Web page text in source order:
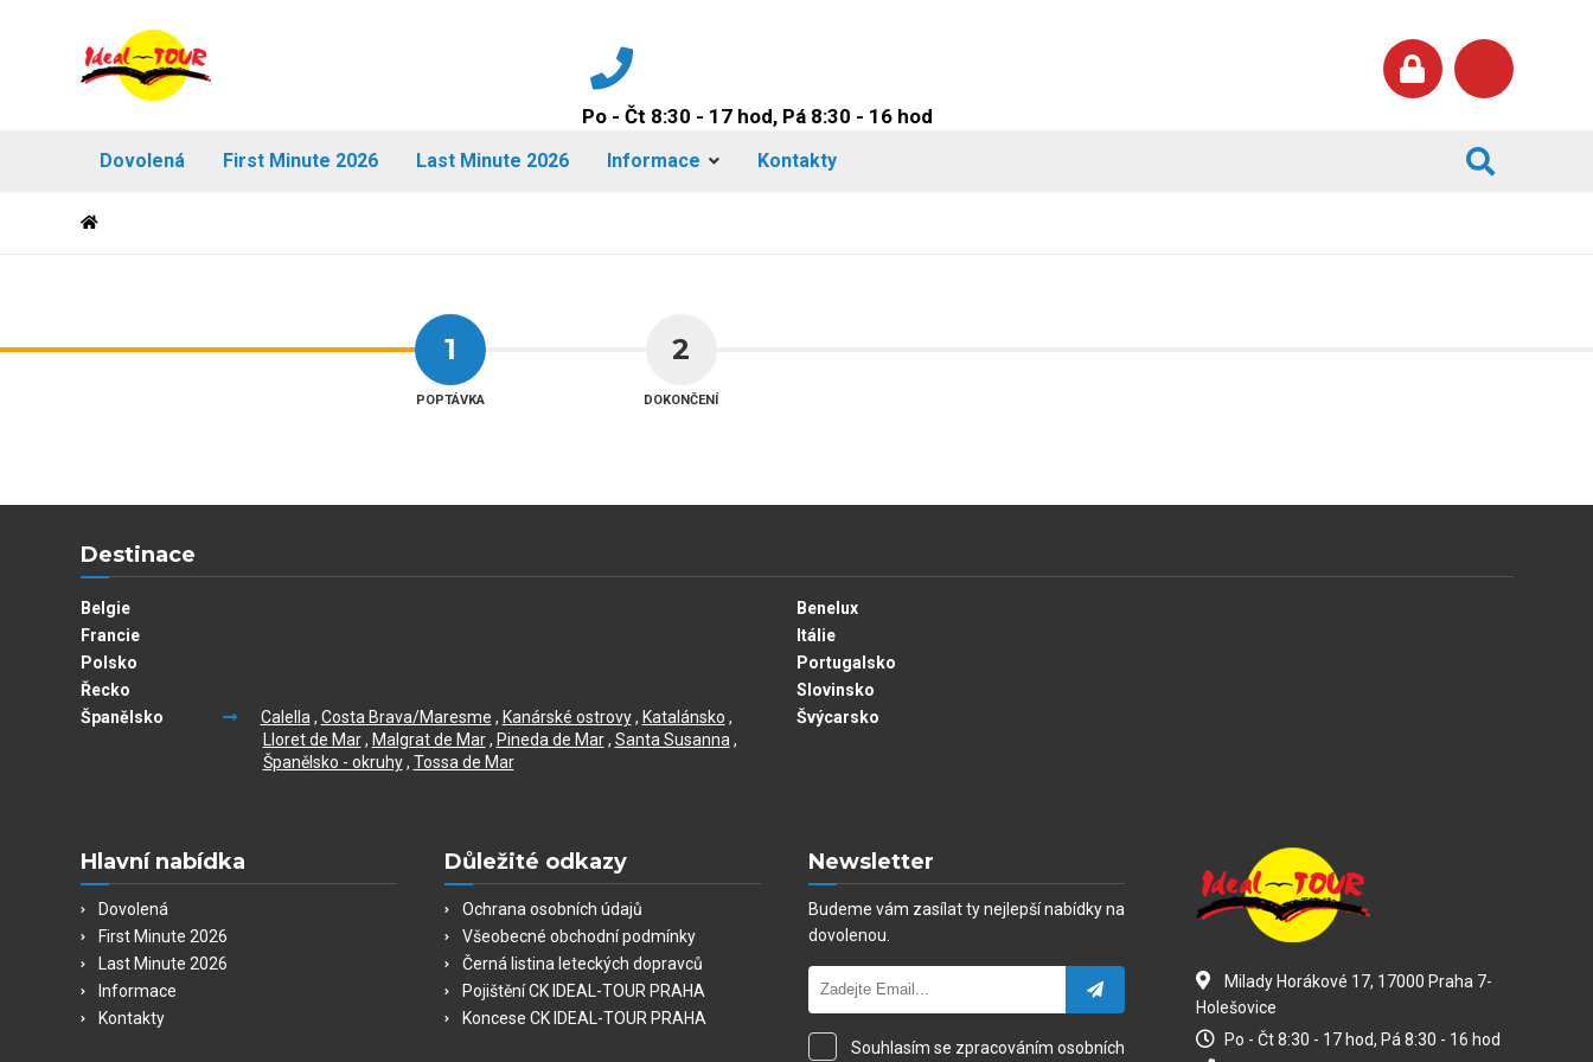
Po - Čt 8:30 - 17 hod, Pá 8:30 - 16 hod
Dovolená First Minute 2026 Last Minute 2026 Informace Kontakty
1
POPTÁVKA
2
DOKONČENÍ
Destinace
Belgie
Benelux
Francie
Itálie
Polsko
Portugalsko
Řecko
Slovinsko
Španělsko
Calella , Costa Brava/Maresme , Kanárské ostrovy, Katalánsko ,
Lloret de Mar, Malgrat de Mar, Pineda de Mar, Santa Susanna ,
Španělsko - okruhy, Tossa de Mar
Švýcarsko
Hlavní nabídka
Dovolená
First Minute 2026
Last Minute 2026
Informace
Kontakty
Důležité odkazy
Ochrana osobních údajů
Všeobecné obchodní podmínky
Černá listina leteckých dopravců
Pojištění CK IDEAL-TOUR PRAHA
Koncese CK IDEAL-TOUR PRAHA
Newsletter
Budeme vám zasílat ty nejlepší nabídky na
dovolenou.
Souhlasím se zpracováním osobních
Milady Horákové 17, 17000 Praha 7-
Holešovice
Po - Čt 8:30 - 17 hod, Pá 8:30 - 16 hod